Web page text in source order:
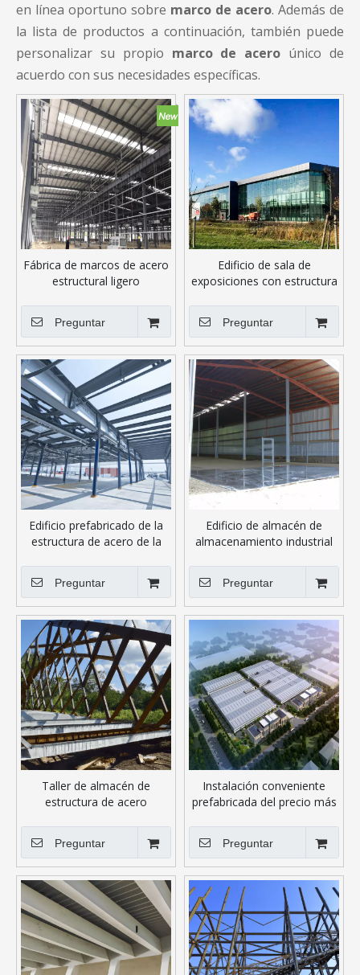
en línea oportuno sobre marco de acero. Además de
la lista de productos a continuación, también puede
personalizar su propio marco de acero único de
acuerdo con sus necesidades específicas.
Fábrica de marcos de acero
estructural ligero
Preguntar
Edificio de sala de
exposiciones con estructura
Preguntar
Edificio prefabricado de la
estructura de acero de la
Preguntar
Edificio de almacén de
almacenamiento industrial
Preguntar
Taller de almacén de
estructura de acero
Preguntar
Instalación conveniente
prefabricada del precio más
Preguntar